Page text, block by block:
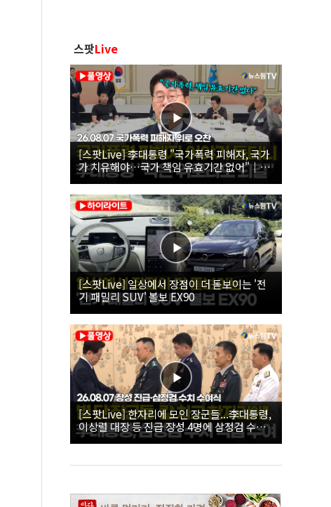
스팟Live
[스팟Live] 李대통령 "국가폭력 피해자, 국가
가 치유해야…국가 책임 유효기간 없어"｜
26.08.07 국가폭력 피해자 위로 오찬
[스팟Live] 일상에서 장점이 더 돋보이는 '전
기 패밀리 SUV' 볼보 EX90
[스팟Live] 한자리에 모인 장군들...李대통령,
이상렬 대장 등 진급 장성 4명에 삼정검 수치
직접 수여｜26.08.07 장성 진급·삼정검 수치